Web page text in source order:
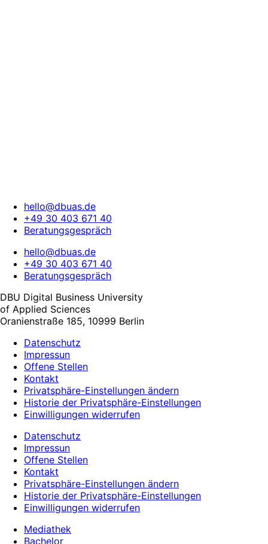
hello@dbuas.de
+49 30 403 671 40
Beratungsgespräch
hello@dbuas.de
+49 30 403 671 40
Beratungsgespräch
DBU Digital Business University
of Applied Sciences
Oranienstraße 185, 10999 Berlin
Datenschutz
Impressun
Offene Stellen
Kontakt
Privatsphäre-Einstellungen ändern
Historie der Privatsphäre-Einstellungen
Einwilligungen widerrufen
Datenschutz
Impressun
Offene Stellen
Kontakt
Privatsphäre-Einstellungen ändern
Historie der Privatsphäre-Einstellungen
Einwilligungen widerrufen
Mediathek
Bachelor